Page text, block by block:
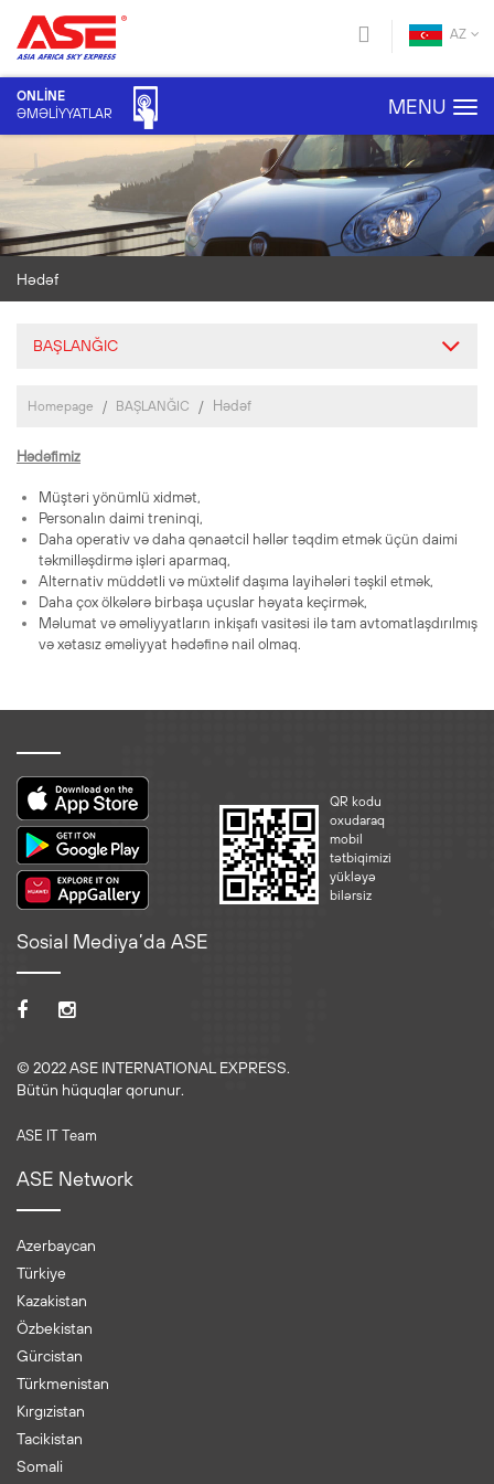
AZ
MENU
ONLİNE
ƏMƏLİYYATLAR
Hədəf
BAŞLANĞIC
Homepage BAŞLANĞIC Hədəf
Hədəfimiz
Müştəri yönümlü xidmət,
Personalın daimi treninqi,
Daha operativ və daha qənaətcil həllər təqdim etmək üçün daimi
təkmilləşdirmə işləri aparmaq,
Alternativ müddətli və müxtəlif daşıma layihələri təşkil etmək,
Daha çox ölkələrə birbaşa uçuslar həyata keçirmək,
Məlumat və əməliyyatların inkişafı vasitəsi ilə tam avtomatlaşdırılmış
və xətasız əməliyyat hədəfinə nail olmaq.
QR kodu
oxudaraq
mobil
tətbiqimizi
yükləyə
bilərsiz
Sosial Mediya’da ASE
© 2022 ASE INTERNATIONAL EXPRESS.
Bütün hüquqlar qorunur.
ASE IT Team
ASE Network
Azerbaycan
Türkiye
Kazakistan
Özbekistan
Gürcistan
Türkmenistan
Kırgızistan
Tacikistan
Somali